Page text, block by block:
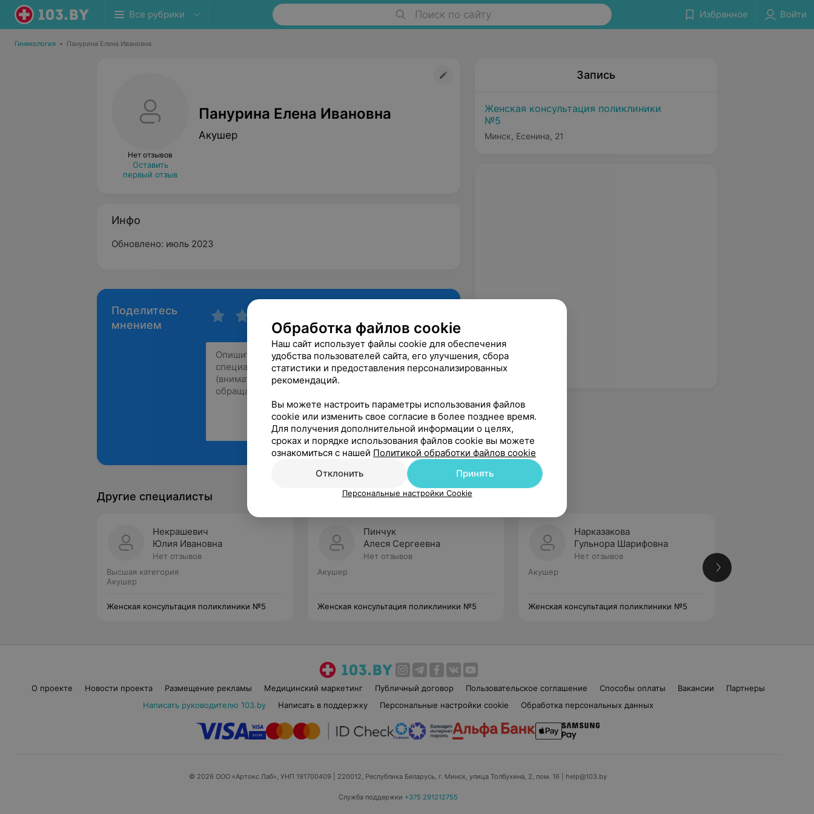
Все рубрики Поиск по сайту Избранное Войти
Гинекология • Панурина Елена Ивановна
Нет отзывов
Оставить
первый отзыв
Панурина Елена Ивановна
Акушер
Инфо
Обновлено: июль 2023
Поделитесь
мнением
Рекомендую
Запись
Женская консультация поликлиники
№5
Минск, Есенина, 21
Другие специалисты
Некрашевич
Юлия Ивановна
Нет отзывов
Высшая категория
Акушер
Женская консультация поликлиники №5
Пинчук
Алеся Сергеевна
Нет отзывов
Акушер
Женская консультация поликлиники №5
Нарказакова
Гульнора Шарифовна
Нет отзывов
Акушер
Женская консультация поликлиники №5
О проекте Новости проекта Размещение рекламы Медицинский маркетинг Публичный договор Пользовательское соглашение Способы оплаты Вакансии
Партнеры
Написать руководителю 103.by
Написать в поддержку Персональные настройки cookie Обработка персональных данных
© 2026 ООО «Артокс Лаб», УНП 191700409 | 220012, Республика Беларусь, г. Минск, улица Толбухина, 2, пом. 16 | help@103.by
Служба поддержки +375 291212755
Обработка файлов cookie
Наш сайт использует файлы cookie для обеспечения
удобства пользователей сайта, его улучшения, сбора
статистики и предоставления персонализированных
рекомендаций.
Вы можете настроить параметры использования файлов
cookie или изменить свое согласие в более позднее время.
Для получения дополнительной информации о целях,
сроках и порядке использования файлов cookie вы можете
ознакомиться с нашей Политикой обработки файлов cookie
Отклонить
Принять
Персональные настройки Cookie